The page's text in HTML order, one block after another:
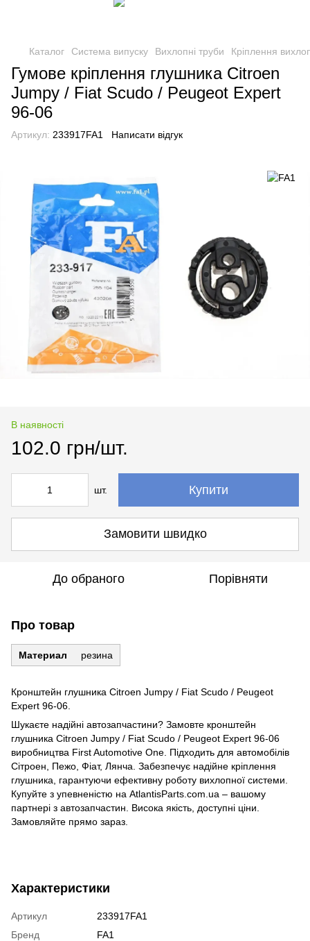
Каталог Система випуску Вихлопні труби Кріплення
Гумове кріплення глушника Citroen
Jumpy / Fiat Scudo / Peugeot Expert
96-06
Артикул: 233917FA1 Написати відгук
В наявності
102.0 грн/шт.
шт. Купити
Замовити швидко
До обраного Порівняти
Про товар
Материал резина
Кронштейн глушника Citroen Jumpy / Fiat Scudo / Peugeot
Expert 96-06.
Шукаєте надійні автозапчастини? Замовте кронштейн
глушника Citroen Jumpy / Fiat Scudo / Peugeot Expert 96-06
виробництва First Automotive One. Підходить для автомобілів
Сітроен, Пежо, Фіат, Лянча. Забезпечує надійне кріплення
глушника, гарантуючи ефективну роботу вихлопної системи.
Купуйте з упевненістю на AtlantisParts.com.ua – вашому
партнері з автозапчастин. Висока якість, доступні ціни.
Замовляйте прямо зараз.
Характеристики
Артикул
233917FA1
Бренд
FA1